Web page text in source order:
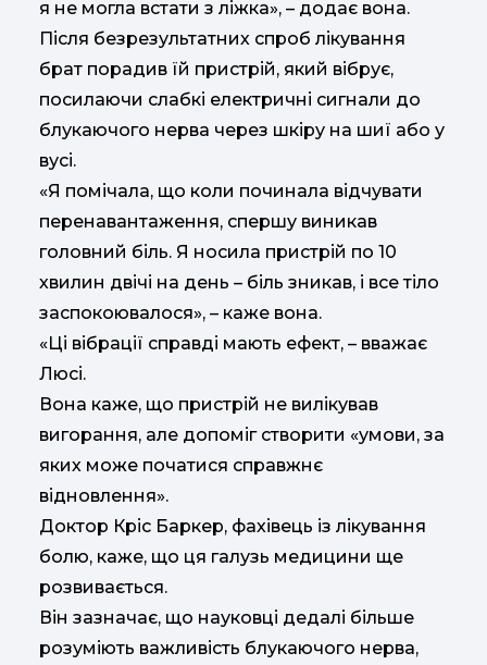
я не могла встати з ліжка», – додає вона.
Після безрезультатних спроб лікування
брат порадив їй пристрій, який вібрує,
посилаючи слабкі електричні сигнали до
блукаючого нерва через шкіру на шиї або у
вусі.
«Я помічала, що коли починала відчувати
перенавантаження, спершу виникав
головний біль. Я носила пристрій по 10
хвилин двічі на день – біль зникав, і все тіло
заспокоювалося», – каже вона.
«Ці вібрації справді мають ефект, – вважає
Люсі.
Вона каже, що пристрій не вилікував
вигорання, але допоміг створити «умови, за
яких може початися справжнє
відновлення».
Доктор Кріс Баркер, фахівець із лікування
болю, каже, що ця галузь медицини ще
розвивається.
Він зазначає, що науковці дедалі більше
розуміють важливість блукаючого нерва,